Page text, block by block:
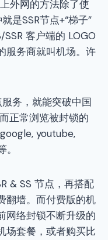
外网的方法除了使
是SSR节点+“梯子”
客户端的 LOGO
服务商就叫机场。许
务，就能突破中国
正常浏览被封锁的
youtube,
& SS 节点，再搭配
翻墙。而付费版的机
网络封锁不断升级的
场套餐，或者购买比